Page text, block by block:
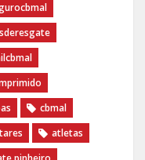
cbmal
atletas